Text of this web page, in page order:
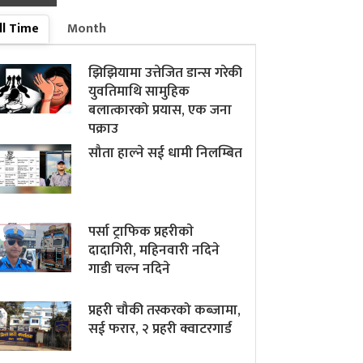
Time
Month
झिझियामा उत्तेजित डान्स गरेकी
युवतिमाथि सामुहिक
बलात्कारको प्रयास, एक जना
पक्राउ
सौता हाल्ने सई धामी निलम्बित
पर्सा ट्राफिक प्रहरीकाे
दादागिरी, महिनवारी नदिने
गाडी चल्न नदिने
प्रहरी चौकी तस्करको कब्जामा,
सई फरार, २ प्रहरी क्वाटरगार्ड